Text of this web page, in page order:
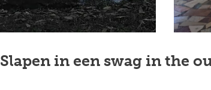
Slapen in een swag in the